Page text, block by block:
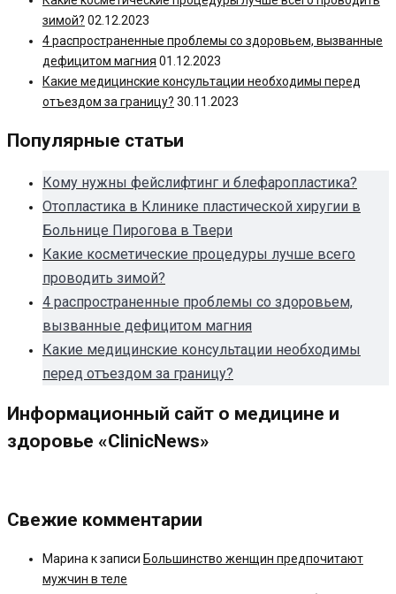
зимой? 02.12.2023
4 распространенные проблемы со здоровьем, вызванные
дефицитом магния 01.12.2023
Какие медицинские консультации необходимы перед
отъездом за границу? 30.11.2023
Популярные статьи
Кому нужны фейслифтинг и блефаропластика?
Отопластика в Клинике пластической хиругии в
Больнице Пирогова в Твери
Какие косметические процедуры лучше всего
проводить зимой?
4 распространенные проблемы со здоровьем,
вызванные дефицитом магния
Какие медицинские консультации необходимы
перед отъездом за границу?
Информационный сайт о медицине и
здоровье «ClinicNews»
Свежие комментарии
Маринак записи Большинство женщин предпочитают
мужчин в теле